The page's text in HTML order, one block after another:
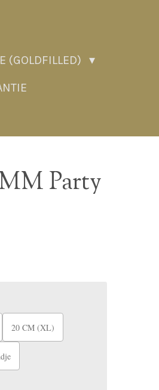
(GOLDFILLED)
Party
20 CM (XL)